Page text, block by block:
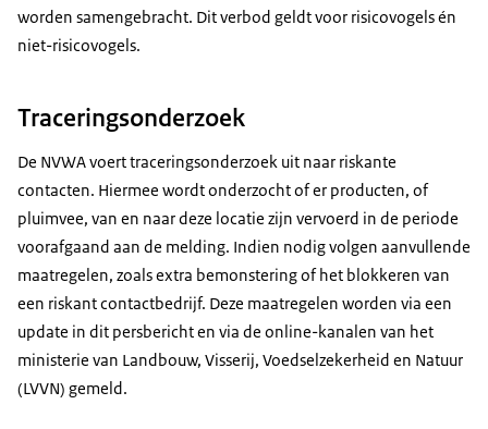
worden samengebracht. Dit verbod geldt voor risicovogels én
niet-risicovogels.
Traceringsonderzoek
De NVWA voert traceringsonderzoek uit naar riskante
contacten. Hiermee wordt onderzocht of er producten, of
pluimvee, van en naar deze locatie zijn vervoerd in de periode
voorafgaand aan de melding. Indien nodig volgen aanvullende
maatregelen, zoals extra bemonstering of het blokkeren van
een riskant contactbedrijf. Deze maatregelen worden via een
update in dit persbericht en via de online-kanalen van het
ministerie van Landbouw, Visserij, Voedselzekerheid en Natuur
(LVVN) gemeld.